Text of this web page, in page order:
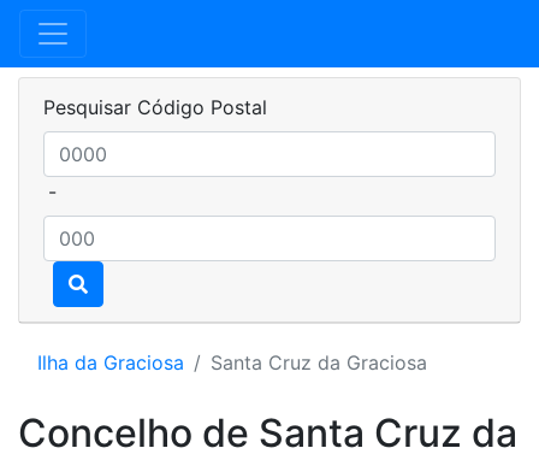
Pesquisar Código Postal
-
Ilha da Graciosa Santa Cruz da Graciosa
Concelho de Santa Cruz da